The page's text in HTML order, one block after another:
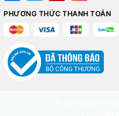
PHƯƠNG THỨC THANH TOÁN